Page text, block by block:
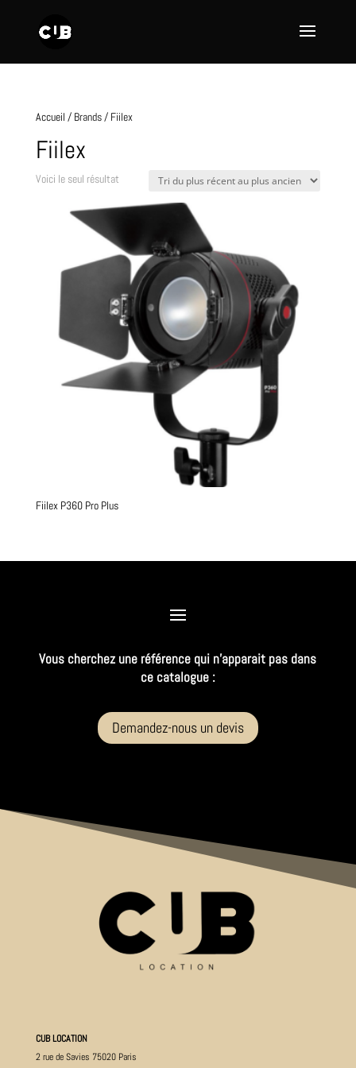
Accueil / Brands / Fiilex
Fiilex
Voici le seul résultat
Fiilex P360 Pro Plus
Vous cherchez une référence qui n’apparait pas dans
ce catalogue :
Demandez-nous un devis
CUB LOCATION
2 rue de Savies 75020 Paris